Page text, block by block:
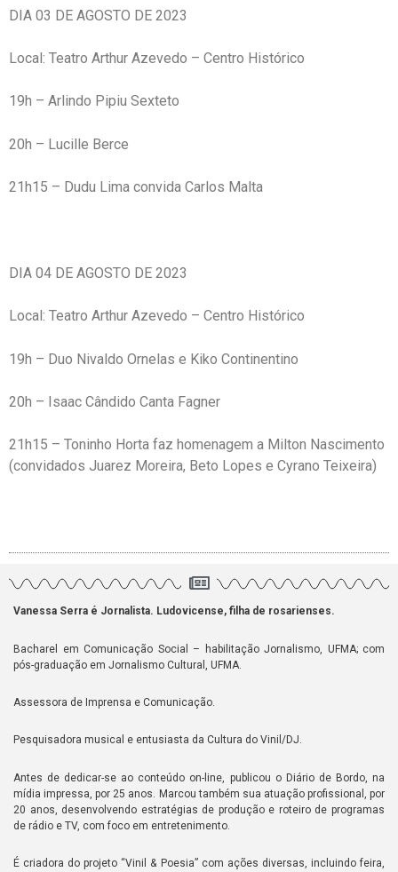
DIA 03 DE AGOSTO DE 2023
Local: Teatro Arthur Azevedo – Centro Histórico
19h – Arlindo Pipiu Sexteto
20h – Lucille Berce
21h15 – Dudu Lima convida Carlos Malta
DIA 04 DE AGOSTO DE 2023
Local: Teatro Arthur Azevedo – Centro Histórico
19h – Duo Nivaldo Ornelas e Kiko Continentino
20h – Isaac Cândido Canta Fagner
21h15 – Toninho Horta faz homenagem a Milton Nascimento
(convidados Juarez Moreira, Beto Lopes e Cyrano Teixeira)
Vanessa Serra é Jornalista. Ludovicense, filha de rosarienses.
Bacharel em Comunicação Social – habilitação Jornalismo, UFMA; com
pós-graduação em Jornalismo Cultural, UFMA.
Assessora de Imprensa e Comunicação.
Pesquisadora musical e entusiasta da Cultura do Vinil/DJ.
Antes de dedicar-se ao conteúdo on-line, publicou o Diário de Bordo, na
mídia impressa, por 25 anos. Marcou também sua atuação profissional, por
20 anos, desenvolvendo estratégias de produção e roteiro de programas
de rádio e TV, com foco em entretenimento.
É criadora do projeto “Vinil & Poesia” com ações diversas, incluindo feira,